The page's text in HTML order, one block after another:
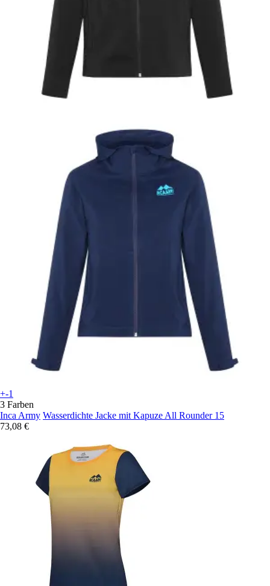
+-1
3 Farben
Inca Army Wasserdichte Jacke mit Kapuze All Rounder 15
73,08 €